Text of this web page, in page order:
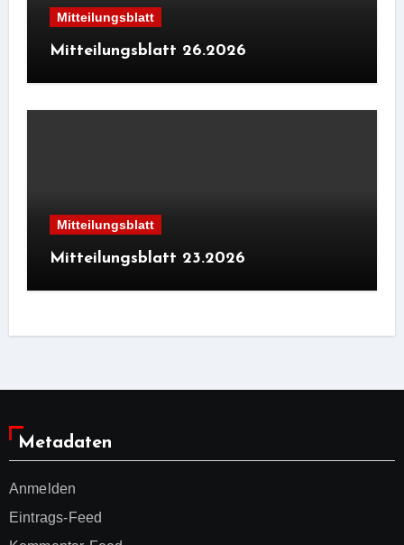
Mitteilungsblatt
Mitteilungsblatt 26.2026
Mitteilungsblatt
Mitteilungsblatt 23.2026
Metadaten
Anmelden
Eintrags-Feed